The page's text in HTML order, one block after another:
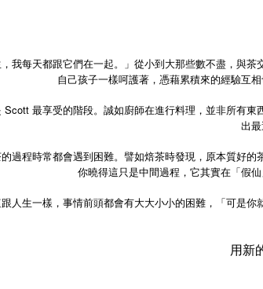
，我每天都跟它們在一起。」從小到大那些數不盡，與
自己孩子一樣呵護著，憑藉累積來的經驗互
Scott 最享受的階段。誠如廚師在進行料理，並非所有
出
過程時常都會遇到困難。譬如焙茶時發現，原本質好
你曉得這只是中間過程，它其實在「假
人生一樣，事情前頭都會有大大小小的困難，「可是你
用新